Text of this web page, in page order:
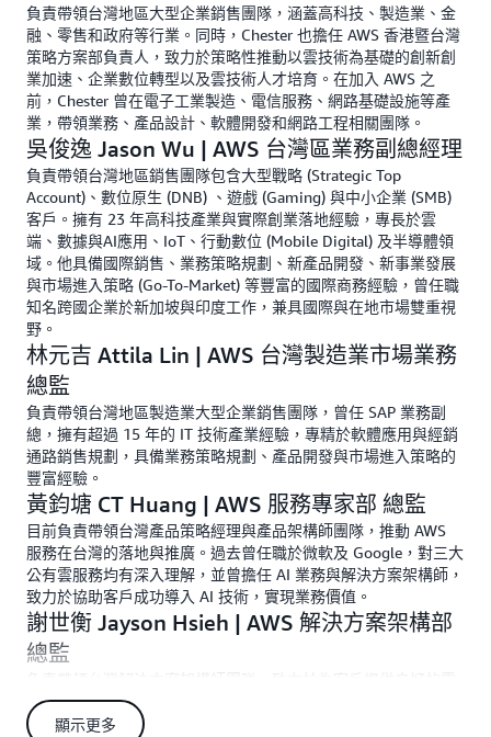
負責帶領台灣地區大型企業銷售團隊，涵蓋高科技、製造業、金
融、零售和政府等行業。同時，Chester 也擔任 AWS 香港暨台灣
策略方案部負責人，致力於策略性推動以雲技術為基礎的創新創
業加速、企業數位轉型以及雲技術人才培育。在加入 AWS 之
前，Chester 曾在電子工業製造、電信服務、網路基礎設施等產
業，帶領業務、產品設計、軟體開發和網路工程相關團隊。
吳俊逸 Jason Wu | AWS 台灣區業務副總經理
負責帶領台灣地區銷售團隊包含大型戰略 (Strategic Top
Account)、數位原生 (DNB) 、遊戲 (Gaming) 與中小企業 (SMB)
客戶。擁有 23 年高科技產業與實際創業落地經驗，專長於雲
端、數據與AI應用、IoT、行動數位 (Mobile Digital) 及半導體領
域。他具備國際銷售、業務策略規劃、新產品開發、新事業發展
與市場進入策略 (Go-To-Market) 等豐富的國際商務經驗，曾任職
知名跨國企業於新加坡與印度工作，兼具國際與在地市場雙重視
野。
林元吉 Attila Lin | AWS 台灣製造業市場業務
總監
負責帶領台灣地區製造業大型企業銷售團隊，曾任 SAP 業務副
總，擁有超過 15 年的 IT 技術產業經驗，專精於軟體應用與經銷
通路銷售規劃，具備業務策略規劃、產品開發與市場進入策略的
豐富經驗。
黃鈞塘 CT Huang | AWS 服務專家部 總監
目前負責帶領台灣產品策略經理與產品架構師團隊，推動 AWS
服務在台灣的落地與推廣。過去曾任職於微軟及 Google，對三大
公有雲服務均有深入理解，並曾擔任 AI 業務與解決方案架構師，
致力於協助客戶成功導入 AI 技術，實現業務價值。
謝世衡 Jayson Hsieh | AWS 解決方案架構部
總監
負責帶領台灣解決方案架構師團隊，致力於為客戶提供良好的雲
端運算使用體驗，並曾成功協助多家大型企業導入雲端運算技
術。擁有超過十八年的資訊科技產業經驗，曾擔任其他外商公司
顯示更多